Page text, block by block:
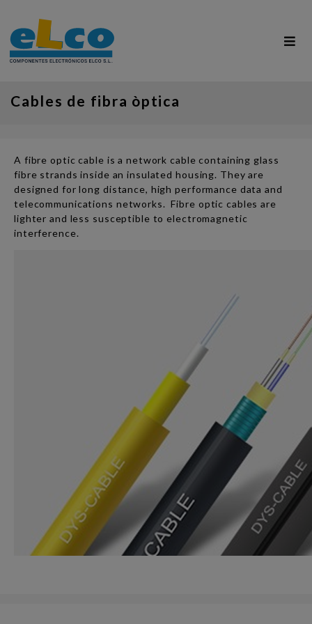
Cables de fibra òptica
A fibre optic cable is a network cable containing glass
fibre strands inside an insulated housing. They are
designed for long distance, high performance data and
telecommunications networks. Fibre optic cables are
lighter and less susceptible to electromagnetic
interference.